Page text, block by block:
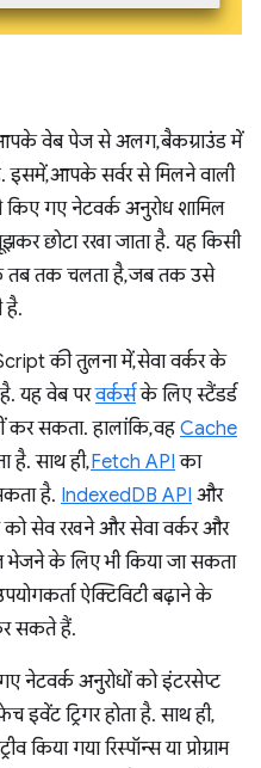
आपके वेब पेज से अलग, बैकग्राउंड में
इसमें, आपके सर्वर से मिलने वाली
गए नेटवर्क अनुरोध शामिल
छोटा रखा जाता है. यह किसी
तब तक चलता है, जब तक उसे
है.
की तुलना में, सेवा वर्कर के
है. यह वेब परवर्कर्सके लिए स्टैंडर्ड
कर सकता. हालांकि, वह Cache
है. साथ ही,Fetch API का
है. IndexedDB API और
को सेव रखने और सेवा वर्कर और
के लिए भी किया जा सकता
ऐक्टिविटी बढ़ाने के
सकते हैं.
नेटवर्क अनुरोधों को इंटरसेप्ट
इवेंट ट्रिगर होता है. साथ ही,
किया गया रिस्पॉन्स या प्रोग्राम